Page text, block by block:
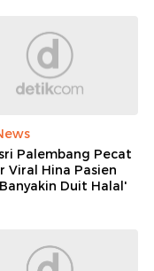
Palembang Pecat
Viral Hina Pasien
Duit Halal'